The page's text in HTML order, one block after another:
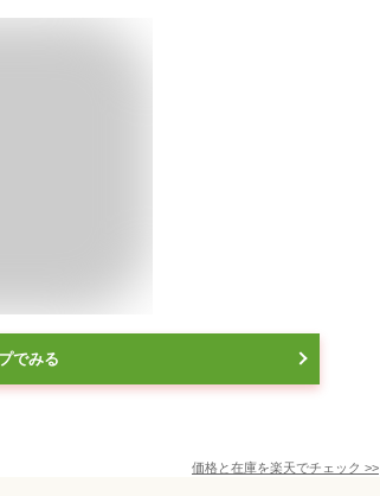
でみる
価格と在庫を楽天でチェック >>